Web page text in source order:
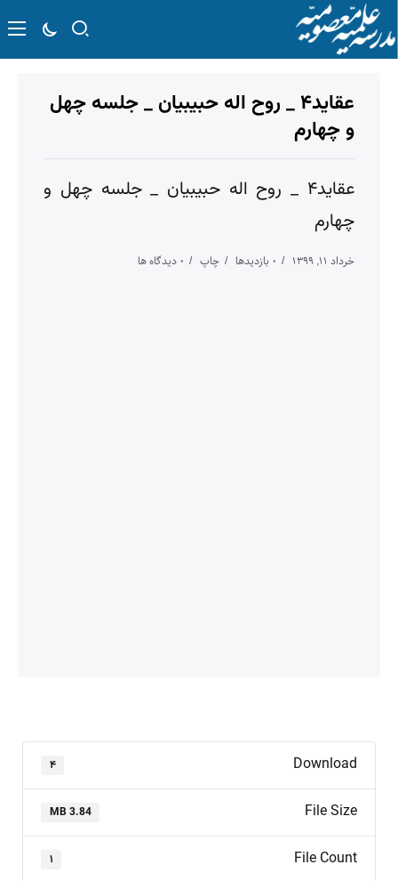
عقاید۴ _ روح اله حبیبیان _ جلسه چهل
و چهارم
عقاید۴ _ روح اله حبیبیان _ جلسه چهل و
چهارم
خرداد ۱۱, ۱۳۹۹ ۰ بازدیدها چاپ ۰ دیدگاه ها
Download ۴
File Size
3.84 MB
File Count ۱